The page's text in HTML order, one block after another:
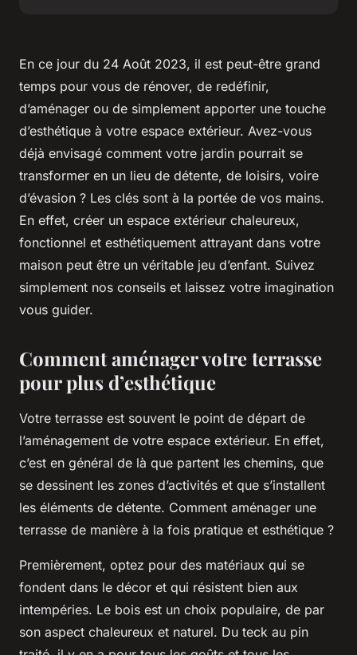
En ce jour du 24 Août 2023, il est peut-être grand
temps pour vous de rénover, de redéfinir,
d’aménager ou de simplement apporter une touche
d’esthétique à votre espace extérieur. Avez-vous
déjà envisagé comment votre jardin pourrait se
transformer en un lieu de détente, de loisirs, voire
d’évasion ? Les clés sont à la portée de vos mains.
En effet, créer un espace extérieur chaleureux,
fonctionnel et esthétiquement attrayant dans votre
maison peut être un véritable jeu d’enfant. Suivez
simplement nos conseils et laissez votre imagination
vous guider.
Comment aménager votre terrasse
pour plus d’esthétique
Votre terrasse est souvent le point de départ de
l’aménagement de votre espace extérieur. En effet,
c’est en général de là que partent les chemins, que
se dessinent les zones d’activités et que s’installent
les éléments de détente. Comment aménager une
terrasse de manière à la fois pratique et esthétique ?
Premièrement, optez pour des matériaux qui se
fondent dans le décor et qui résistent bien aux
intempéries. Le bois est un choix populaire, de par
son aspect chaleureux et naturel. Du teck au pin